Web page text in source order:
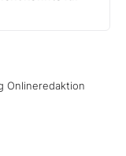
Onlineredaktion